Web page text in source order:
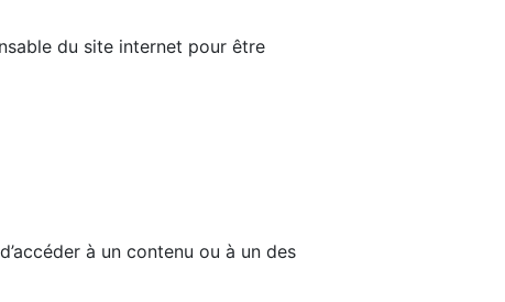
du site internet pour être
à un contenu ou à un des